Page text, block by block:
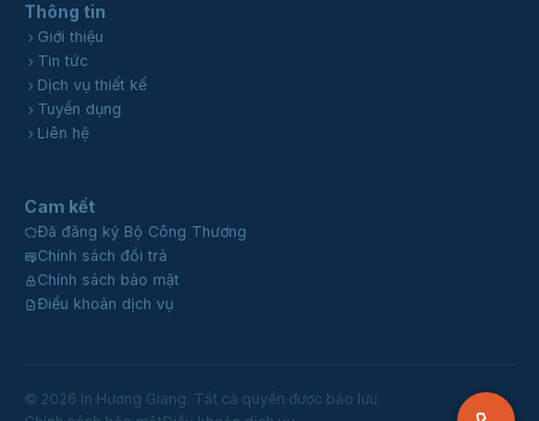
Thông tin
Giới thiệu
Tin tức
Dịch vụ thiết kế
Tuyển dụng
Liên hệ
Cam kết
Đã đăng ký Bộ Công Thương
Chính sách đổi trả
Chính sách bảo mật
Điều khoản dịch vụ
© 2026 In Hương Giang. Tất cả quyền được bảo lưu.